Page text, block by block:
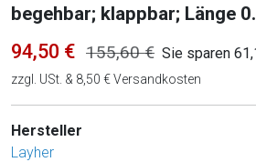
begehbar; klappbar; Länge
94,50 € 155,60 € Sie sparen
zzgl. USt. & 8,50 € Versandkosten
Hersteller
Layher